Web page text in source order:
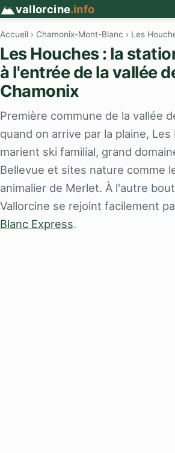
vallorcine.info
Accueil › Chamonix-Mont-Blanc › Les
Les Houches : la
à l'entrée de la vallée
Chamonix
Première commune de la vallée
quand on arrive par la plaine, Les
marient ski familial, grand
Bellevue et sites nature comme
animalier de Merlet. À l'autre
Vallorcine se rejoint facilement
Blanc Express.